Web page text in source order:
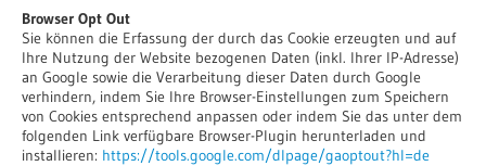
Browser Opt Out
Sie können die Erfassung der durch das Cookie erzeugten und auf
Ihre Nutzung der Website bezogenen Daten (inkl. Ihrer IP-Adresse)
an Google sowie die Verarbeitung dieser Daten durch Google
verhindern, indem Sie Ihre Browser-Einstellungen zum Speichern
von Cookies entsprechend anpassen oder indem Sie das unter dem
folgenden Link verfügbare Browser-Plugin herunterladen und
installieren: https://tools.google.com/dlpage/gaoptout?hl=de